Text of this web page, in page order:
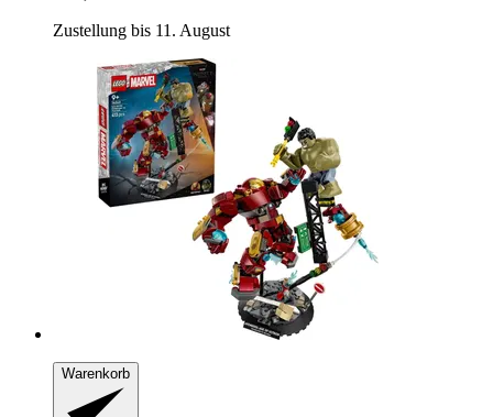
Zustellung bis 11. August
Warenkorb